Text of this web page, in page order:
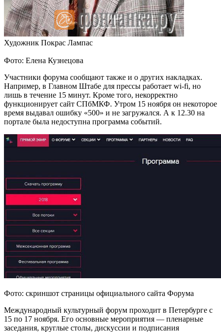
Художник Покрас Лампас
Фото: Елена Кузнецова
Участники форума сообщают также и о других накладках.
Например, в Главном Штабе для прессы работает wi-fi, но
лишь в течение 15 минут. Кроме того, некорректно
функционирует сайт СПбМКФ. Утром 15 ноября он некоторое
время выдавал ошибку «500» и не загружался. А к 12.30 на
портале была недоступна программа событий.
Фото: скриншот страницы официального сайта Форума
Международный культурный форум проходит в Петербурге с
15 по 17 ноября. Его основные мероприятия — пленарные
заседания, круглые столы, дискуссии и подписания